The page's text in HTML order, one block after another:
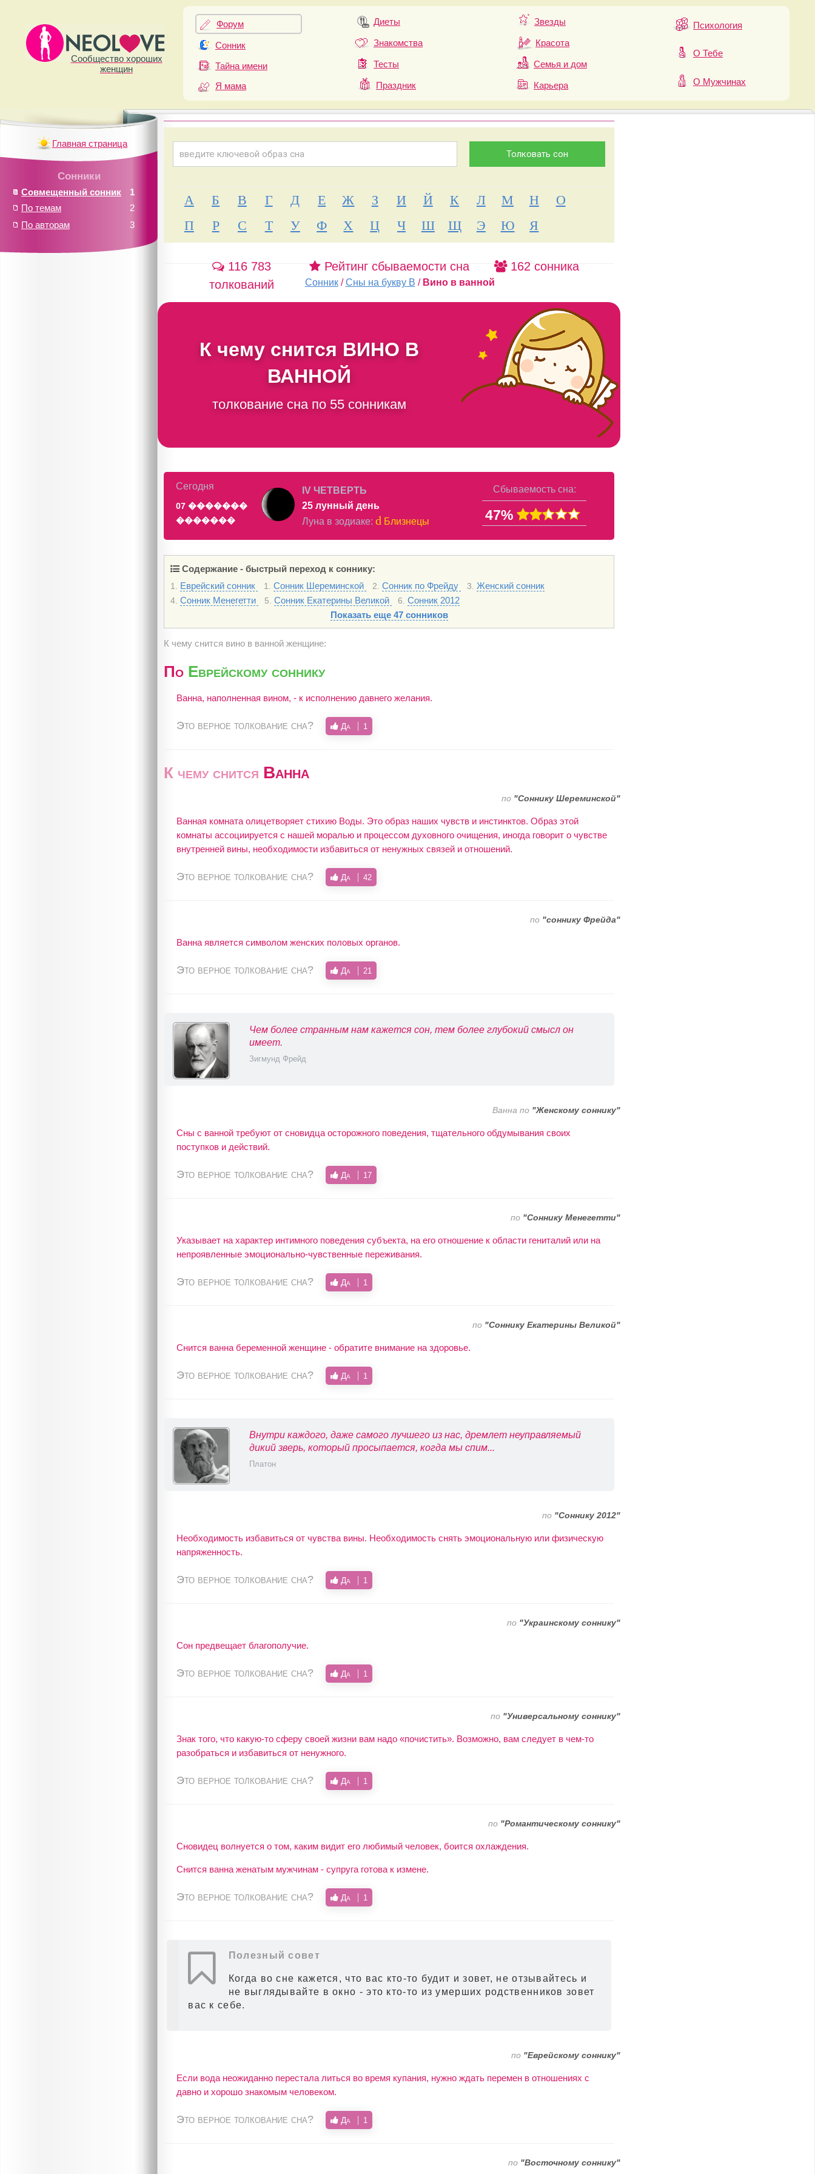
Сообщество хороших
женщин
Форум
Сонник
Тайна имени
Я мама
Диеты
Знакомства
Тесты
Праздник
Звезды
Красота
Семья и дом
Карьера
Психология
О Тебе
О Мужчинах
А Б В Г Д Е Ж З И Й К Л М Н
О
П
Р С Т У Ф Х Ц Ч Ш Щ Э Ю Я
116 783
толкований
Рейтинг сбываемости сна 162 сонника
Сонник /Сны на букву В / Вино в ванной
К чему снится ВИНО В
ВАННОЙ
толкование сна по 55 сонникам
Сегодня
07 �������
�������
IV ЧЕТВЕРТЬ
25 лунный день
Луна в зодиаке: d Близнецы
Сбываемость сна:
47%
Содержание - быстрый переход к соннику:
1. Еврейский сонник 1. Сонник Шереминской 2. Сонник по Фрейду 3. Женский сонник
4. Cонник Менегетти 5. Сонник Екатерины Великой 6. Сонник 2012
Показать еще 47 сонников
К чему снится вино в ванной женщине:
По Еврейскому соннику
Ванна, наполненная вином, - к исполнению давнего желания.
Это верное толкование сна? Да 1
К чему снится Ванна
по "Соннику Шереминской"
Ванная комната олицетворяет стихию Воды. Это образ наших чувств и инстинктов. Образ этой
комнаты ассоциируется с нашей моралью и процессом духовного очищения, иногда говорит о чувстве
внутренней вины, необходимости избавиться от ненужных связей и отношений.
Это верное толкование сна? Да 42
по "соннику Фрейда"
Ванна является символом женских половых органов.
Это верное толкование сна? Да 21
Чем более странным нам кажется сон, тем более глубокий смысл он
имеет.
Зигмунд Фрейд
Ванна по "Женскому соннику"
Сны с ванной требуют от сновидца осторожного поведения, тщательного обдумывания своих
поступков и действий.
Это верное толкование сна? Да 17
по "Cоннику Менегетти"
Указывает на характер интимного поведения субъекта, на его отношение к области гениталий или на
непроявленные эмоционально-чувственные переживания.
Это верное толкование сна? Да 1
по "Соннику Екатерины Великой"
Снится ванна беременной женщине - обратите внимание на здоровье.
Это верное толкование сна? Да 1
Внутри каждого, даже самого лучшего из нас, дремлет неуправляемый
дикий зверь, который просыпается, когда мы спим...
Платон
по "Соннику 2012"
Необходимость избавиться от чувства вины. Необходимость снять эмоциональную или физическую
напряженность.
Это верное толкование сна? Да 1
по "Украинскому соннику"
Сон предвещает благополучие.
Это верное толкование сна? Да 1
по "Универсальному соннику"
Знак того, что какую-то сферу своей жизни вам надо «почистить». Возможно, вам следует в чем-то
разобраться и избавиться от ненужного.
Это верное толкование сна? Да 1
по "Романтическому соннику"
Сновидец волнуется о том, каким видит его любимый человек, боится охлаждения.
Снится ванна женатым мужчинам - супруга готова к измене.
Это верное толкование сна? Да 1
Полезный совет
Когда во сне кажется, что вас кто-то будит и зовет, не отзывайтесь и
не выглядывайте в окно - это кто-то из умерших родственников зовет
вас к себе.
по "Еврейскому соннику"
Если вода неожиданно перестала литься во время купания, нужно ждать перемен в отношениях с
давно и хорошо знакомым человеком.
Это верное толкование сна? Да 1
по "Восточному соннику"
Главная страница
Сонники
1
Совмещенный сонник
2
По темам
3
По авторам